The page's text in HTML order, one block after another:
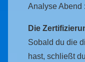
Analyse Abend
Die
Sobald du die
hast, schließt